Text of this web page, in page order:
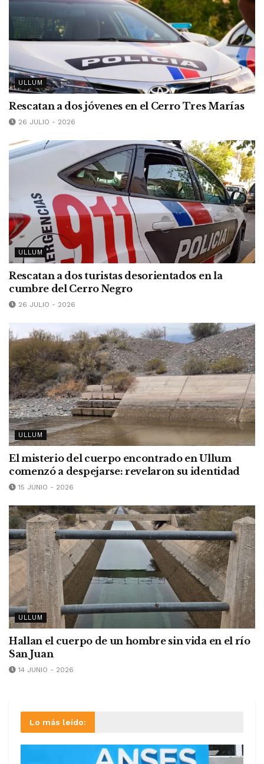
ULLUM
Rescatan a dos jóvenes en el Cerro Tres Marías
26 JULIO - 2026
ULLUM
Rescatan a dos turistas desorientados en la
cumbre del Cerro Negro
26 JULIO - 2026
ULLUM
El misterio del cuerpo encontrado en Ullum
comenzó a despejarse: revelaron su identidad
15 JUNIO - 2026
ULLUM
Hallan el cuerpo de un hombre sin vida en el río
San Juan
14 JUNIO - 2026
Lo más leído: